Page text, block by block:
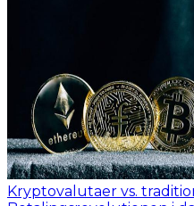
Kryptovalutaer vs.